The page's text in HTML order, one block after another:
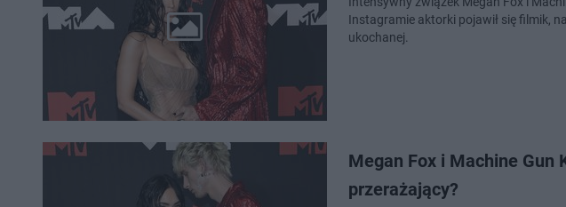
Instagramie aktorki pojawił się filmik,
ukochanej.
Megan Fox i Machine Gun
przerażający?